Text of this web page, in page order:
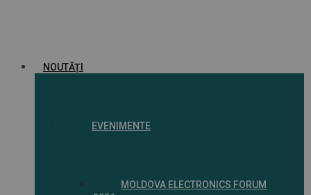
NOUTĂȚI
EVENIMENTE
MOLDOVA ELECTRONICS FORUM